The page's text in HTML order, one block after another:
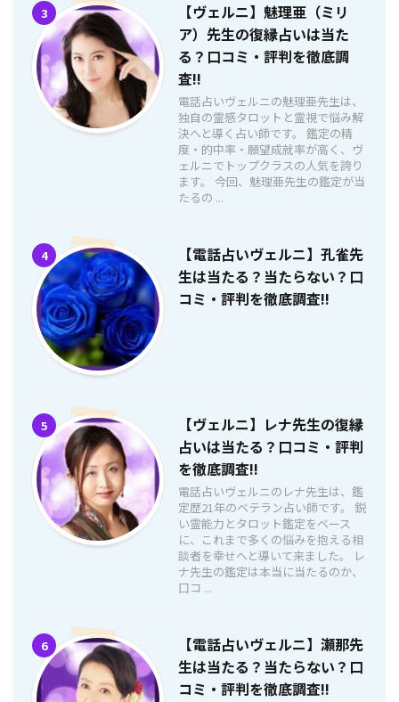
3
【ヴェルニ】魅理亜（ミリ
ア）先生の復縁占いは当た
る？口コミ・評判を徹底調
査!!
電話占いヴェルニの魅理亜先生は、
独自の霊感タロットと霊視で悩み解
決へと導く占い師です。 鑑定の精
度・的中率・願望成就率が高く、ヴ
ェルニでトップクラスの人気を誇り
ます。 今回、魅理亜先生の鑑定が当
たるの ...
4
【電話占いヴェルニ】孔雀先
生は当たる？当たらない？口
コミ・評判を徹底調査!!
5
【ヴェルニ】レナ先生の復縁
占いは当たる？口コミ・評判
を徹底調査!!
電話占いヴェルニのレナ先生は、鑑
定歴21年のベテラン占い師です。 鋭
い霊能力とタロット鑑定をベース
に、これまで多くの悩みを抱える相
談者を幸せへと導いて来ました。 レ
ナ先生の鑑定は本当に当たるのか、
口コ ...
6
【電話占いヴェルニ】瀬那先
生は当たる？当たらない？口
コミ・評判を徹底調査!!